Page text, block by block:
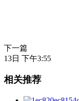
下一篇
13日 下午3:55
相关推荐